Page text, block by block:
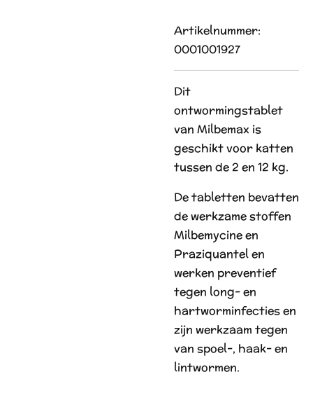
Artikelnummer:
0001001927
Dit
ontwormingstablet
van Milbemax is
geschikt voor katten
tussen de 2 en 12 kg.
De tabletten bevatten
de werkzame stoffen
Milbemycine en
Praziquantel en
werken preventief
tegen long- en
hartworminfecties en
zijn werkzaam tegen
van spoel-, haak- en
lintwormen.